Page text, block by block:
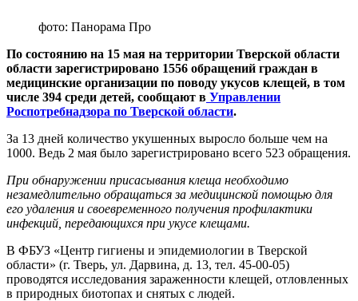
фото: Панорама Про
По состоянию на 15 мая на территории Тверской области
области зарегистрировано 1556 обращений граждан в
медицинские организации по поводу укусов клещей, в том
числе 394 среди детей, сообщают в Управлении
Роспотребнадзора по Тверской области.
За 13 дней количество укушенных выросло больше чем на
1000. Ведь 2 мая было зарегистрировано всего 523 обращения.
При обнаружении присасывания клеща необходимо
незамедлительно обращаться за медицинской помощью для
его удаления и своевременного получения профилактики
инфекций, передающихся при укусе клещами.
В ФБУЗ «Центр гигиены и эпидемиологии в Тверской
области» (г. Тверь, ул. Дарвина, д. 13, тел. 45-00-05)
проводятся исследования зараженности клещей, отловленных
в природных биотопах и снятых с людей.